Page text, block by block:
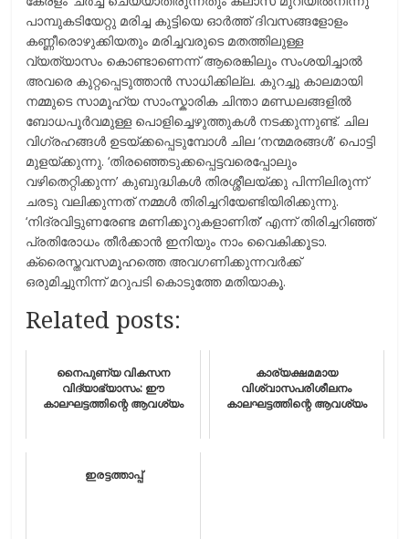
പാമ്പുകടിയേറ്റു മരിച്ച കുട്ടിയെ ഓര്‍ത്ത് ദിവസങ്ങളോളം
കണ്ണീരൊഴുക്കിയതും മരിച്ചവരുടെ മതത്തിലുള്ള
വ്യത്യാസം കൊണ്ടാണെന്ന് ആരെങ്കിലും സംശയിച്ചാല്‍
അവരെ കുറ്റപ്പെടുത്താന്‍ സാധിക്കില്ല. കുറച്ചു കാലമായി
നമ്മുടെ സാമൂഹ്യ സാംസ്കാരിക ചിന്താ മണ്ഡലങ്ങളില്‍
ബോധപൂര്‍വമുള്ള പൊളിച്ചെഴുത്തുകള്‍ നടക്കുന്നുണ്ട്. ചില
വിഗ്രഹങ്ങള്‍ ഉടയ്ക്കപ്പെടുമ്പോള്‍ ചില ‘നന്മമരങ്ങള്‍’ പൊട്ടി
മുളയ്ക്കുന്നു. ‘തിരഞ്ഞെടുക്കപ്പെട്ടവരെപ്പോലും
വഴിതെറ്റിക്കുന്ന’ കുബുദ്ധികള്‍ തിരശ്ശീലയ്ക്കു പിന്നിലിരുന്ന്
ചരടു വലിക്കുന്നത് നമ്മള്‍ തിരിച്ചറിയേണ്ടിയിരിക്കുന്നു.
‘നിദ്രവിട്ടുണരേണ്ട മണിക്കൂറുകളാണിത്’ എന്ന് തിരിച്ചറിഞ്ഞ്
പ്രതിരോധം തീര്‍ക്കാന്‍ ഇനിയും നാം വൈകിക്കൂടാ.
ക്രൈസ്തവസമൂഹത്തെ അവഗണിക്കുന്നവര്‍ക്ക്
ഒരുമിച്ചുനിന്ന് മറുപടി കൊടുത്തേ മതിയാകൂ.
Related posts:
നൈപുണ്യ വികസന
വിദ്യാഭ്യാസം: ഈ
കാലഘട്ടത്തിന്റെ ആവശ്യം
കാര്യക്ഷമമായ
വിശ്വാസപരിശീലനം
കാലഘട്ടത്തിന്റെ ആവശ്യം
ഇരട്ടത്താപ്പ്